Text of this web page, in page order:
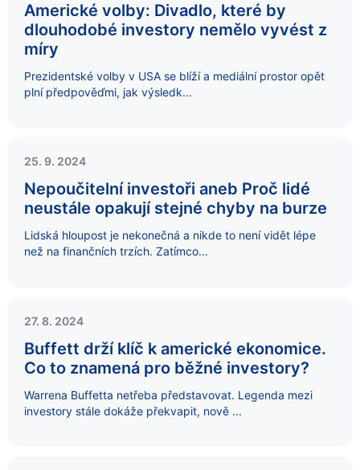
Americké volby: Divadlo, které by
dlouhodobé investory nemělo vyvést z
míry
Prezidentské volby v USA se blíží a mediální prostor opět
plní předpověďmi, jak výsledk...
25. 9. 2024
Nepoučitelní investoři aneb Proč lidé
neustále opakují stejné chyby na burze
Lidská hloupost je nekonečná a nikde to není vidět lépe
než na finančních trzích. Zatímco...
27. 8. 2024
Buffett drží klíč k americké ekonomice.
Co to znamená pro běžné investory?
Warrena Buffetta netřeba představovat. Legenda mezi
investory stále dokáže překvapit, nově ...